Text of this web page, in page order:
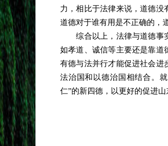
力，相比于法律来说，道德
道德对于谁有用是不正确的，
综合以上，法律与道德事实
如孝道、诚信等主要还是靠道
有德与法并行才能促进社会进
法治国和以德治国相结合。
仁”的新四德，以更好的促进山